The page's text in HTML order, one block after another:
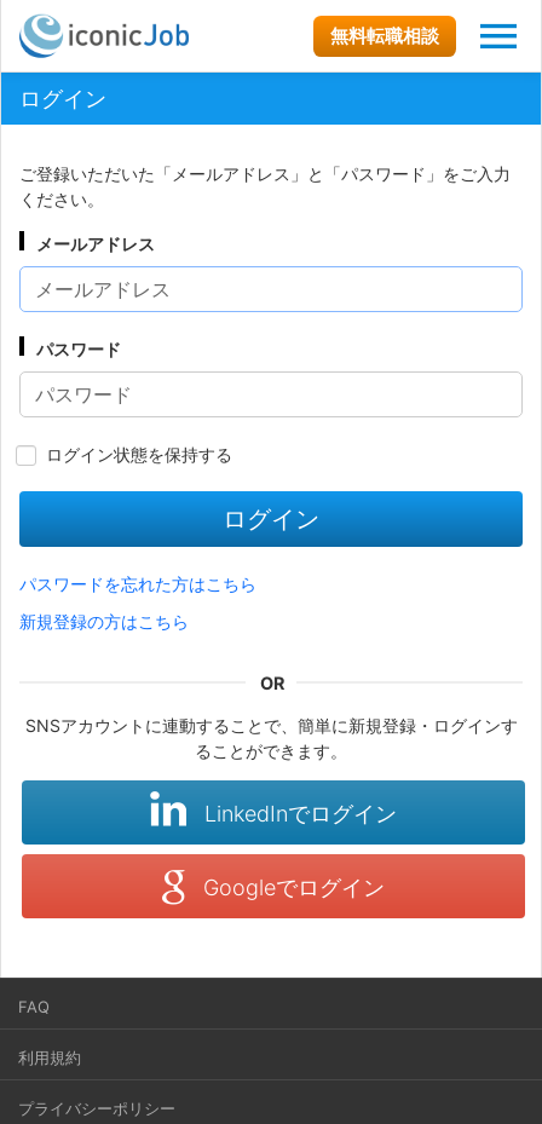
無料転職相談
ログイン
ご登録いただいた「メールアドレス」と「パスワード」をご入力
ください。
メールアドレス
パスワード
ログイン状態を保持する
ログイン
パスワードを忘れた方はこちら
新規登録の方はこちら
SNSアカウントに連動することで、簡単に新規登録・ログインす
ることができます。
LinkedInでログイン
Googleでログイン
FAQ
利用規約
プライバシーポリシー